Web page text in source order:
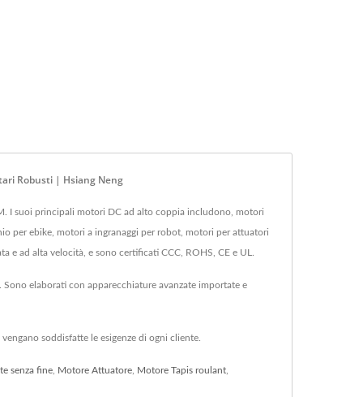
Robusti | Hsiang Neng
I suoi principali motori DC ad alto coppia includono, motori
per ebike, motori a ingranaggi per robot, motori per attuatori
ad alta velocità, e sono certificati CCC, ROHS, CE e UL.
elaborati con apparecchiature avanzate importate e
soddisfatte le esigenze di ogni cliente.
senza fine Motore Attuatore Motore Tapis roulant